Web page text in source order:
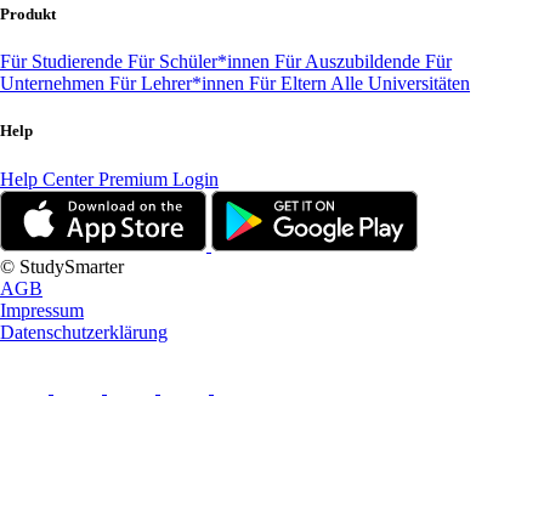
Produkt
Für Studierende Für Schüler*innen Für Auszubildende Für
Unternehmen Für Lehrer*innen Für Eltern Alle Universitäten
Help
Help CenterPremium Login
© StudySmarter
AGB
Impressum
Datenschutzerklärung